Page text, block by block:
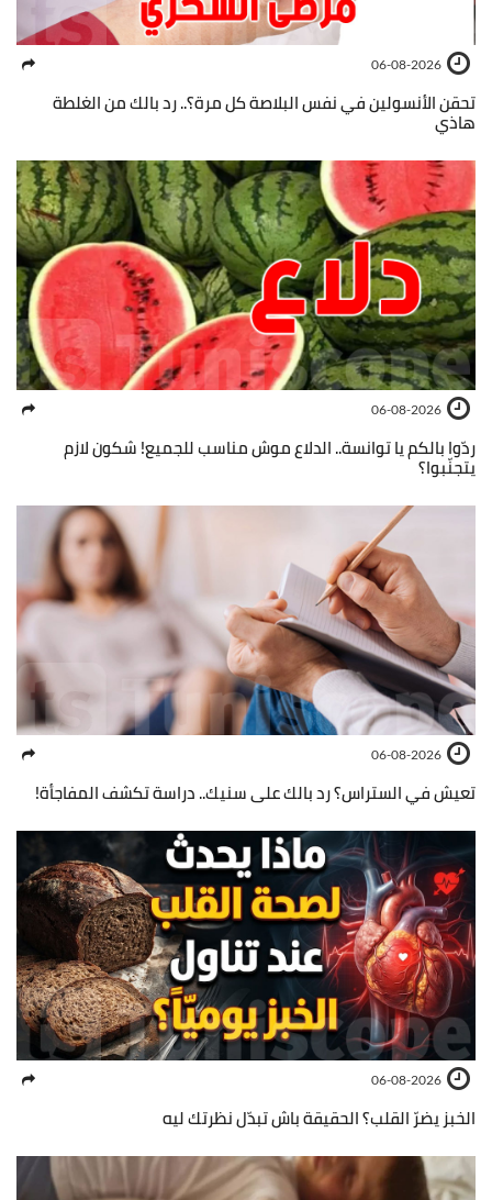
06-08-2026
تحقن الأنسولين في نفس البلاصة كل مرة؟.. رد بالك من الغلطة
هاذي
06-08-2026
ردّوا بالكم يا توانسة.. الدلاع موش مناسب للجميع! شكون لازم
يتجنّبوا؟
06-08-2026
تعيش في الستراس؟ رد بالك على سنيك.. دراسة تكشف المفاجأة!
06-08-2026
الخبز يضرّ القلب؟ الحقيقة باش تبدّل نظرتك ليه